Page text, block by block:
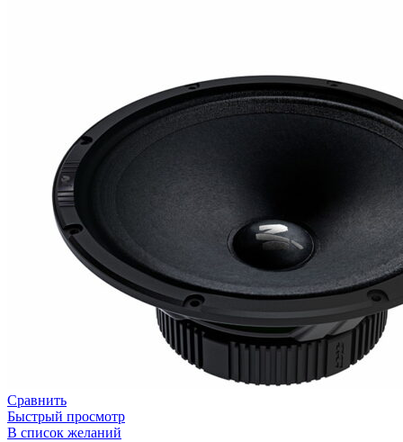
Сравнить
Быстрый просмотр
В список желаний